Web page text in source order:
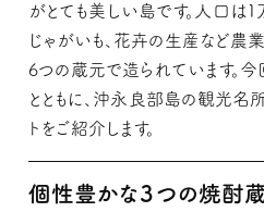
がとても美しい島です。人口は1
じゃがいも、花卉の生産など農
6つの蔵元で造られています。
とともに、沖永良部島の観光名
トをご紹介します。
個性豊かな３つの焼酎